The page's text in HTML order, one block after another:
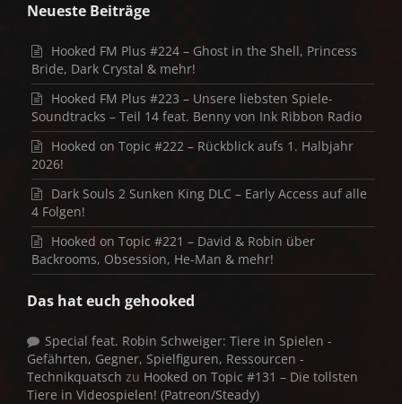
Neueste Beiträge
Hooked FM Plus #224 – Ghost in the Shell, Princess
Bride, Dark Crystal & mehr!
Hooked FM Plus #223 – Unsere liebsten Spiele-
Soundtracks – Teil 14 feat. Benny von Ink Ribbon Radio
Hooked on Topic #222 – Rückblick aufs 1. Halbjahr
2026!
Dark Souls 2 Sunken King DLC – Early Access auf alle
4 Folgen!
Hooked on Topic #221 – David & Robin über
Backrooms, Obsession, He-Man & mehr!
Das hat euch gehooked
Special feat. Robin Schweiger: Tiere in Spielen -
Gefährten, Gegner, Spielfiguren, Ressourcen -
Technikquatsch zu Hooked on Topic #131 – Die tollsten
Tiere in Videospielen! (Patreon/Steady)